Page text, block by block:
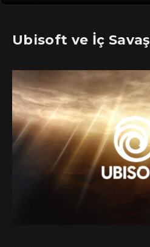
Ubisoft ve İç Savaş